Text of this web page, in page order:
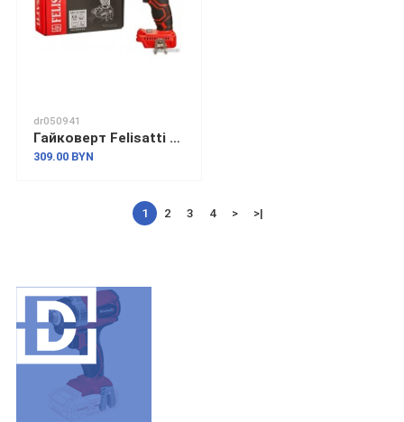
dr050941
Гайковерт Felisatti ГАУ-12/18Л3 (без АКБ)
309.00 BYN
1 2 3 4 > >|